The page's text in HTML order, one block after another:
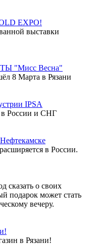
EXPO!
выставки
"Мисс Весна"
8 Марта в Рязани
IPSA
в России и СНГ
в России.
сказать о своих
подарок может стать
вечеру.
в Рязани!